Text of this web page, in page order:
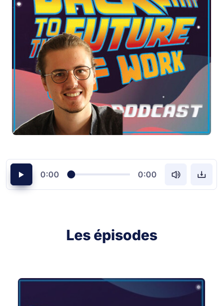
0:00 0:00
Les épisodes